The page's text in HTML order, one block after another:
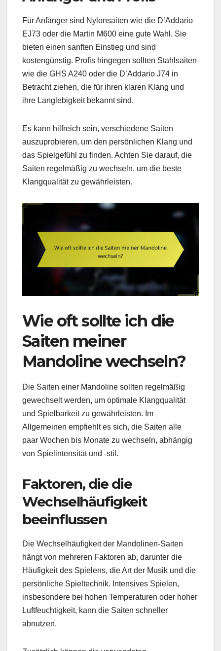
Für Anfänger sind Nylonsaiten wie die D’Addario
EJ73 oder die Martin M600 eine gute Wahl. Sie
bieten einen sanften Einstieg und sind
kostengünstig. Profis hingegen sollten Stahlsaiten
wie die GHS A240 oder die D’Addario J74 in
Betracht ziehen, die für ihren klaren Klang und
ihre Langlebigkeit bekannt sind.
Es kann hilfreich sein, verschiedene Saiten
auszuprobieren, um den persönlichen Klang und
das Spielgefühl zu finden. Achten Sie darauf, die
Saiten regelmäßig zu wechseln, um die beste
Klangqualität zu gewährleisten.
Wie oft sollte ich die
Saiten meiner
Mandoline wechseln?
Die Saiten einer Mandoline sollten regelmäßig
gewechselt werden, um optimale Klangqualität
und Spielbarkeit zu gewährleisten. Im
Allgemeinen empfiehlt es sich, die Saiten alle
paar Wochen bis Monate zu wechseln, abhängig
von Spielintensität und -stil.
Faktoren, die die
Wechselhäufigkeit
beeinflussen
Die Wechselhäufigkeit der Mandolinen-Saiten
hängt von mehreren Faktoren ab, darunter die
Häufigkeit des Spielens, die Art der Musik und die
persönliche Spieltechnik. Intensives Spielen,
insbesondere bei hohen Temperaturen oder hoher
Luftfeuchtigkeit, kann die Saiten schneller
abnutzen.